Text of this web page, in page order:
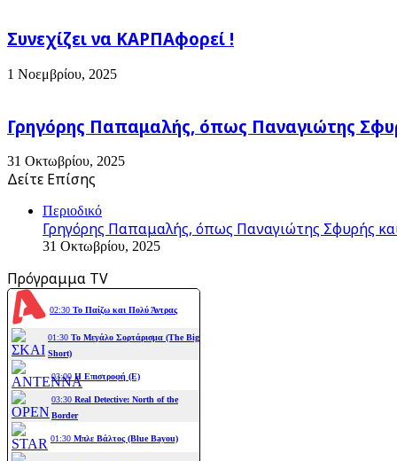
Συνεχίζει να ΚΑΡΠΑφορεί !
1 Νοεμβρίου, 2025
Γρηγόρης Παπαμαλής, όπως Παναγιώτης
31 Οκτωβρίου, 2025
Δείτε Επίσης
Περιοδικό
Γρηγόρης Παπαμαλής, όπως Παναγιώτης Σφυρής
31 Οκτωβρίου, 2025
Πρόγραμμα TV